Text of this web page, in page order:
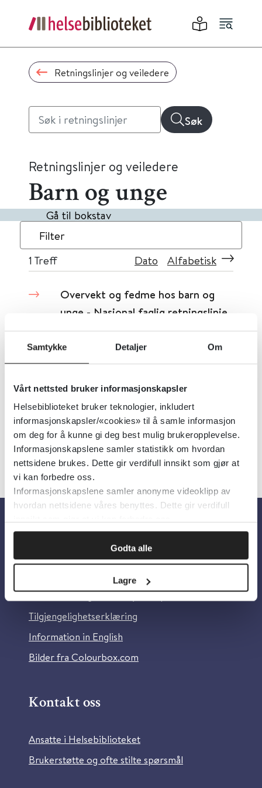
Samtykke Detaljer Om
Vårt nettsted bruker informasjonskapsler
Helsebiblioteket bruker teknologier, inkludert
informasjonskapsler/«cookies» til å samle informasjon
om deg for å kunne gi deg best mulig brukeropplevelse.
Informasjonskapslene samler statistikk om hvordan
nettsidene brukes. Dette gir verdifull innsikt som gjør at
vi kan forbedre oss.
Informasjonskapslene samler anonyme videoklipp av
hvordan nettsidene våres benyttes. Dette gir verdifull
Godta alle
Lagre
Retningslinjer og veiledere
Søk
Retningslinjer og veiledere
Barn og unge
Gå til bokstav
Filter
1 Treff Dato Alfabetisk
Overvekt og fedme hos barn og
unge - Nasjonal faglig retningslinje
for forebygging, utredning og
behandling av overvekt og fedme
hos barn og unge
Helsedirektoratet 2010
Om Helsebiblioteket
Personvern og informasjonskapsler
Tilgjengelighetserklæring
Information in English
Bilder fra Colourbox.com
Kontakt oss
Ansatte i Helsebiblioteket
Brukerstøtte og ofte stilte spørsmål